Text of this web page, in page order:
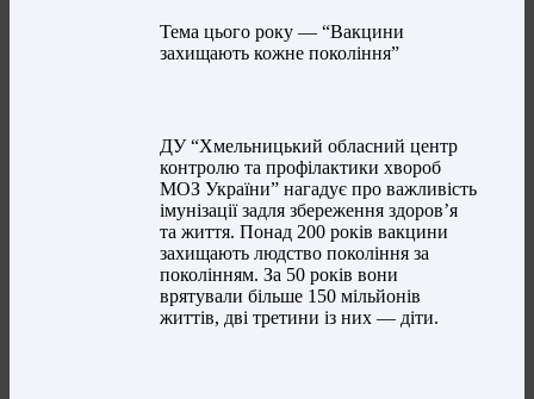
Тема цього року — “Вакцини
захищають кожне покоління”
ДУ “Хмельницький обласний центр
контролю та профілактики хвороб
МОЗ України” нагадує про важливість
імунізації задля збереження здоров’я
та життя. Понад 200 років вакцини
захищають людство покоління за
поколінням. За 50 років вони
врятували більше 150 мільйонів
життів, дві третини із них — діти.